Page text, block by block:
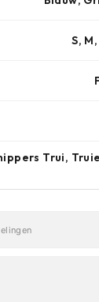
S,
Trui,